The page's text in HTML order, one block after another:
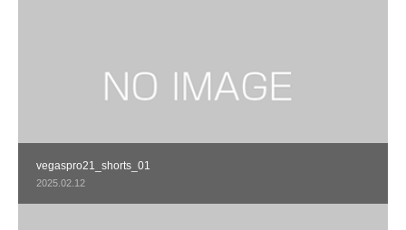
vegaspro21_shorts_01
2025.02.12